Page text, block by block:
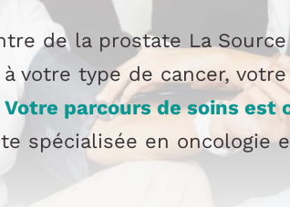
de la prostate La
à votre type de cancer,
Votre parcours de soins est
spécialisée en oncologie